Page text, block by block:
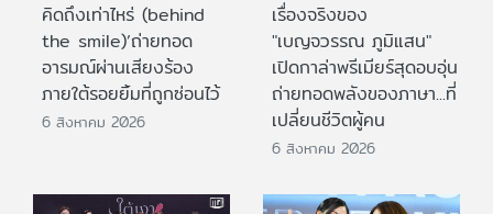
คิดถึงเท่าไหร่ (behind
the smile)’ถ่ายทอด
อารมณ์ผ่านเสียงร้อง
ภายใต้รอยยิ้มที่ถูกซ่อนไว้
6 สิงหาคม 2026
เรื่องจริงของ
"เบญจวรรณ ภูมิแสน"
เปิดกาล่าพรีเมียร์สุดอบอุ่น
ถ่ายทอดพลังของภาษา...ที่
เปลี่ยนชีวิตผู้คน
6 สิงหาคม 2026